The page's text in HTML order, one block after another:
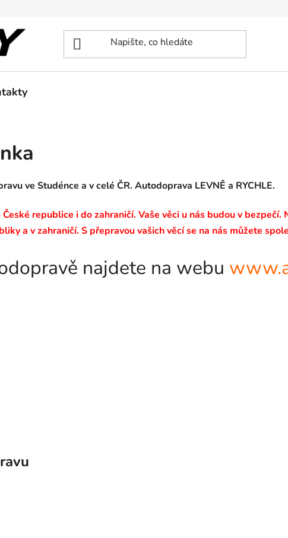
ve Studénce a v celé ČR. Autodoprava LEVNĚ a RYCHLE.
republice i do zahraničí. Vaše věci u nás budou v
a v zahraničí. S přepravou vašich věcí se na nás můžete
najdete na webu